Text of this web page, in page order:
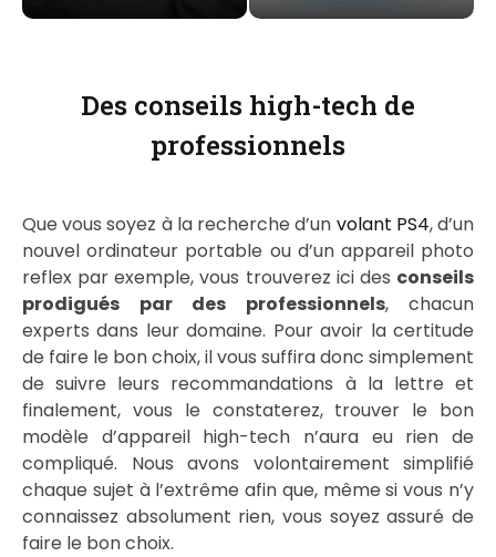
Des conseils high-tech de
professionnels
Que vous soyez à la recherche d’un volant PS4, d’un
nouvel ordinateur portable ou d’un appareil photo
reflex par exemple, vous trouverez ici des conseils
prodigués par des professionnels, chacun
experts dans leur domaine. Pour avoir la certitude
de faire le bon choix, il vous suffira donc simplement
de suivre leurs recommandations à la lettre et
finalement, vous le constaterez, trouver le bon
modèle d’appareil high-tech n’aura eu rien de
compliqué. Nous avons volontairement simplifié
chaque sujet à l’extrême afin que, même si vous n’y
connaissez absolument rien, vous soyez assuré de
faire le bon choix.